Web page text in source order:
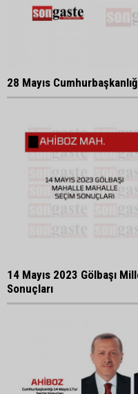
28 Mayıs
14 Mayıs 2023 Gölbaşı
Sonuçları